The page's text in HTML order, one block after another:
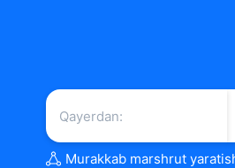
Murakkab marshrut